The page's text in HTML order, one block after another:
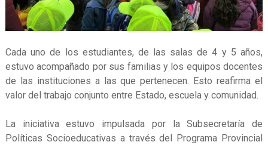
Cada uno de los estudiantes, de las salas de 4 y 5 años,
estuvo acompañado por sus familias y los equipos docentes
de las instituciones a las que pertenecen. Esto reafirma el
valor del trabajo conjunto entre Estado, escuela y comunidad.
La iniciativa estuvo impulsada por la Subsecretaría de
Políticas Socioeducativas a través del Programa Provincial